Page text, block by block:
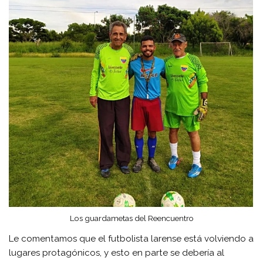
Los guardametas del Reencuentro
Le comentamos que el futbolista larense está volviendo a
lugares protagónicos, y esto en parte se debería al